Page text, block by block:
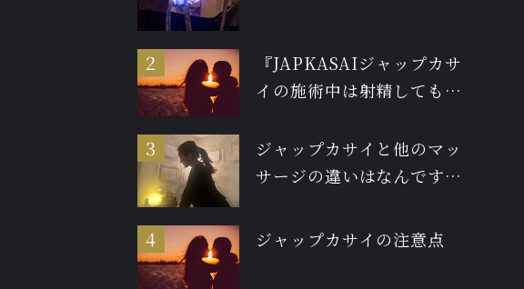
『JAPKASAIジャップカサ
イの施術中は射精しても大
ジャップカサイと他のマッ
サージの違いはなんです
ジャップカサイの注意点